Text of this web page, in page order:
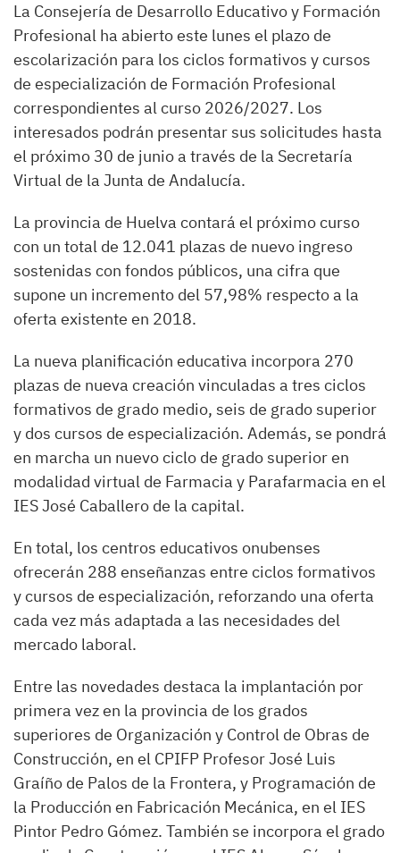
La Consejería de Desarrollo Educativo y Formación
Profesional ha abierto este lunes el plazo de
escolarización para los ciclos formativos y cursos
de especialización de Formación Profesional
correspondientes al curso 2026/2027. Los
interesados podrán presentar sus solicitudes hasta
el próximo 30 de junio a través de la Secretaría
Virtual de la Junta de Andalucía.
La provincia de Huelva contará el próximo curso
con un total de 12.041 plazas de nuevo ingreso
sostenidas con fondos públicos, una cifra que
supone un incremento del 57,98% respecto a la
oferta existente en 2018.
La nueva planificación educativa incorpora 270
plazas de nueva creación vinculadas a tres ciclos
formativos de grado medio, seis de grado superior
y dos cursos de especialización. Además, se pondrá
en marcha un nuevo ciclo de grado superior en
modalidad virtual de Farmacia y Parafarmacia en el
IES José Caballero de la capital.
En total, los centros educativos onubenses
ofrecerán 288 enseñanzas entre ciclos formativos
y cursos de especialización, reforzando una oferta
cada vez más adaptada a las necesidades del
mercado laboral.
Entre las novedades destaca la implantación por
primera vez en la provincia de los grados
superiores de Organización y Control de Obras de
Construcción, en el CPIFP Profesor José Luis
Graíño de Palos de la Frontera, y Programación de
la Producción en Fabricación Mecánica, en el IES
Pintor Pedro Gómez. También se incorpora el grado